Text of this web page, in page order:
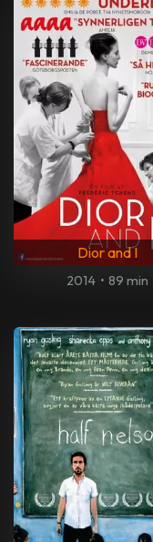
Dior and I
2014 • 89 min